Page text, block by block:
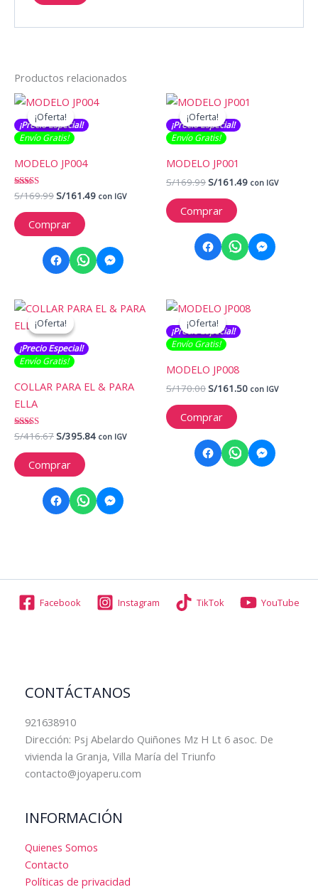
Productos relacionados
¡Oferta!
¡Precio Especial!
Envío Gratis​​​!
¡Oferta!
MODELO JP004
Valorado
con
5.00
de 5
S/169.99El
original
era:
S/161.49Elcon IGV
Comprar
¡Oferta!
¡Precio Especial!
Envío Gratis​​​!
¡Oferta!
MODELO JP001
S/169.99El
original
era:
S/161.49Elcon IGV
Comprar
¡Oferta!
¡Precio Especial!
Envío Gratis​​​!
¡Oferta!
COLLAR PARA EL & PARA
ELLA
Valorado
5.00
de 5
S/416.67El
original
era:
S/395.84Elcon IGV
Comprar
¡Oferta!
¡Precio Especial!
Envío Gratis​​​!
¡Oferta!
MODELO JP008
S/170.00El
original
era:
S/161.50Elcon IGV
Comprar
Facebook Instagram TikTok YouTube
CONTÁCTANOS
921638910
Dirección: Psj Abelardo Quiñones Mz H Lt 6 asoc. De
vivienda la Granja, Villa María del Triunfo
contacto@joyaperu.com
INFORMACIÓN
Quienes Somos
Contacto
Políticas de privacidad